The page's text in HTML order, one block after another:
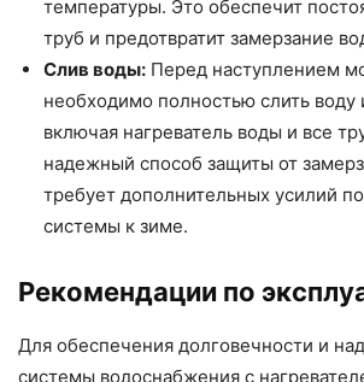
температуры. Это обеспечит
труб и предотвратит замерзание
Слив воды: Перед наступлением
необходимо полностью слить воду
включая нагреватель воды и все
надежный способ защиты от
требует дополнительных усилий
системы к зиме.
Рекомендации по
Для обеспечения долговечности и
системы водоснабжения с